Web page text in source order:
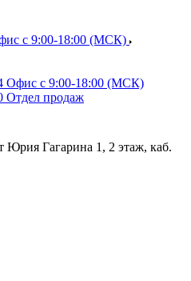
с 9:00-18:00 (МСК)
Офис с 9:00-18:00 (МСК)
Отдел продаж
Юрия Гагарина 1, 2 этаж, каб.